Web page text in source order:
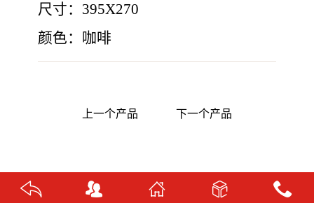
尺寸：395X270
颜色：咖啡
上一个产品 下一个产品